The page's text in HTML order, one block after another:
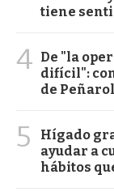
tiene
4 De "la
difícil":
de
5
Hígado
ayudar a
hábitos